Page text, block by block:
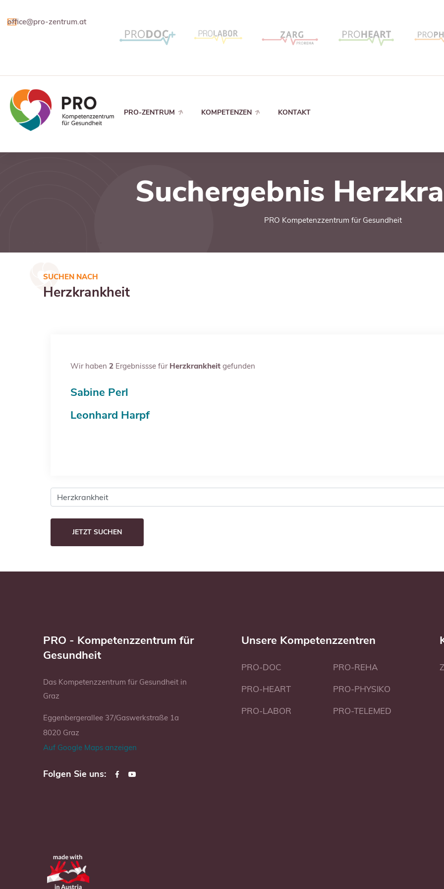
office@pro-zentrum.at
PRO-ZENTRUM KOMPETENZEN KONTAKT
Suchergebnis
PRO Kompetenzzentrum für Gesundheit
SUCHEN NACH
Herzkrankheit
Wir haben 2 Ergebnissse für Herzkrankheit gefunden
Sabine Perl
Leonhard Harpf
PRO - Kompetenzzentrum für
Gesundheit
Das Kompetenzzentrum für Gesundheit in
Graz
Eggenbergerallee 37/Gaswerkstraße 1a
8020 Graz
Auf Google Maps anzeigen
Folgen Sie uns:
Unsere Kompetenzzentren
PRO-DOC PRO-REHA
PRO-HEART PRO-PHYSIKO
PRO-LABOR PRO-TELEMED